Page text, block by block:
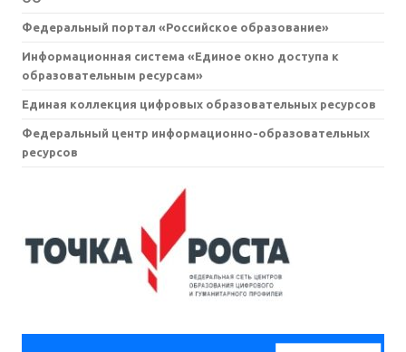
Федеральный портал «Российское образование»
Информационная система «Единое окно доступа к
образовательным ресурсам»
Единая коллекция цифровых образовательных ресурсов
Федеральный центр информационно-образовательных
ресурсов